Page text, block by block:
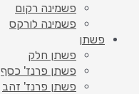
פשמינה רקום
פשמינה לורקס
פשתן
פשתן חלק
פשתן פרנז' כסף
פשתן פרנז' זהב